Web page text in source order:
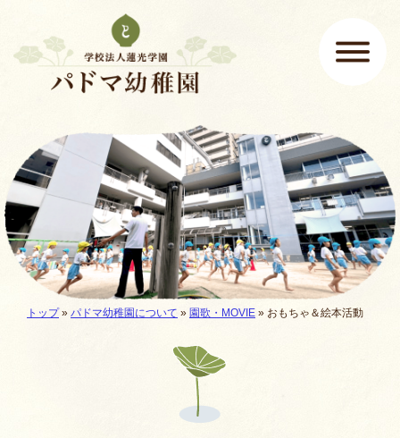
メインメニュー
ここから本文です。
現在地:
トップ» パドマ幼稚園について » 園歌・MOVIE » おもちゃ＆絵本活動